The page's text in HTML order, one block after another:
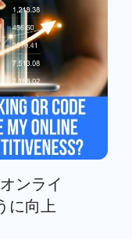
ンライ
に向上